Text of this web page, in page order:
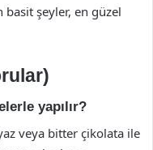
şeyler, en güzel
yapılır?
veya bitter çikolata ile